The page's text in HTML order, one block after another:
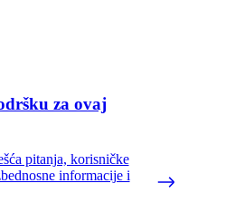
za ovaj
pitanja, korisničke
informacije i